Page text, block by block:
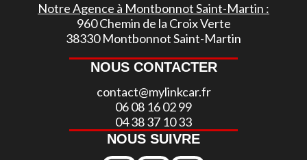
Notre Agence à Montbonnot Saint-Martin :
960 Chemin de la Croix Verte
38330 Montbonnot Saint-Martin
NOUS CONTACTER
contact@mylinkcar.fr
06 08 16 02 99
04 38 37 10 33
NOUS SUIVRE